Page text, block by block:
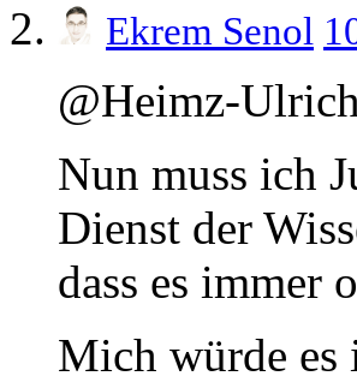
Ekrem Senol
@Heimz-
Nun muss ich
Dienst der
dass es immer
Mich würde es